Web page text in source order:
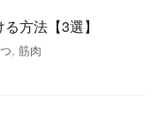
方法【3選】
, 筋肉